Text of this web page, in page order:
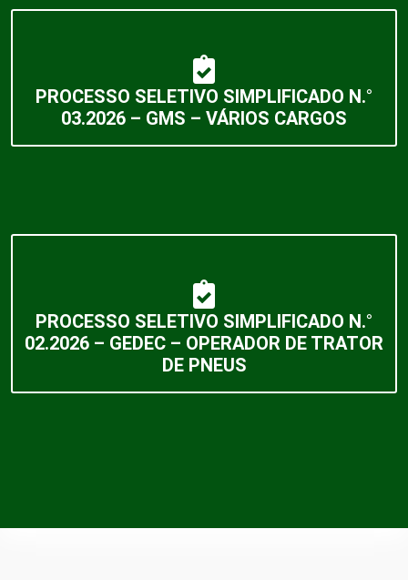
PROCESSO SELETIVO SIMPLIFICADO N.°
03.2026 – GMS – VÁRIOS CARGOS
PROCESSO SELETIVO SIMPLIFICADO N.°
02.2026 – GEDEC – OPERADOR DE TRATOR
DE PNEUS